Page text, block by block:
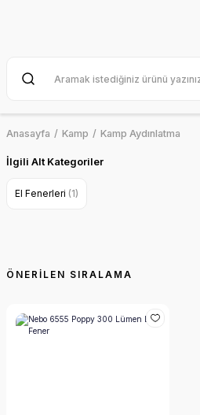
Anasayfa Kamp Kamp Aydınlatma
İlgili Alt Kategoriler
El Fenerleri (1)